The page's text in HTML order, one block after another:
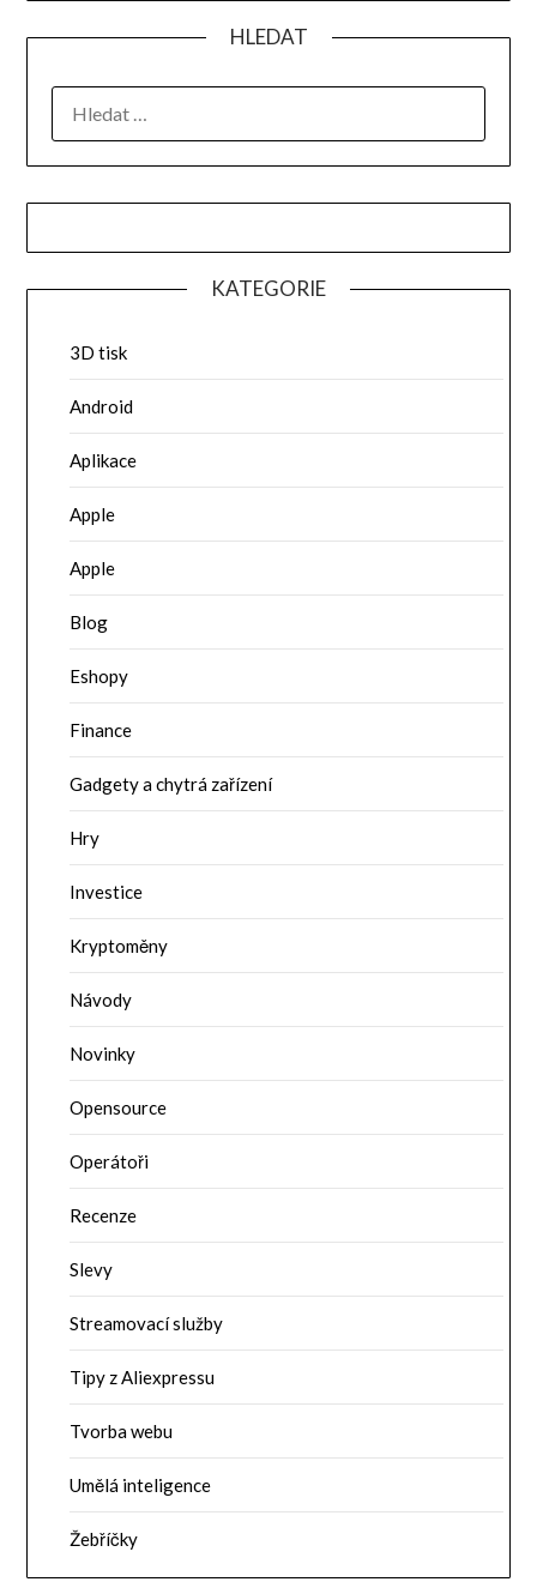
HLEDAT
KATEGORIE
3D tisk
Android
Aplikace
Apple
Apple
Blog
Eshopy
Finance
Gadgety a chytrá zařízení
Hry
Investice
Kryptoměny
Návody
Novinky
Opensource
Operátoři
Recenze
Slevy
Streamovací služby
Tipy z Aliexpressu
Tvorba webu
Umělá inteligence
Žebříčky